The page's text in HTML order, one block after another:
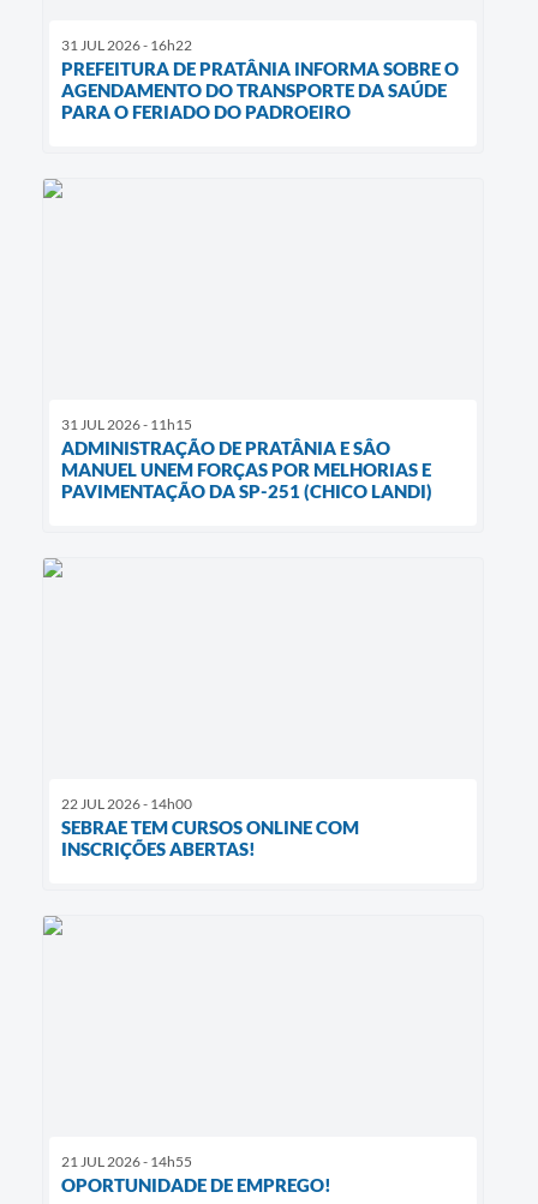
31 JUL 2026 - 16h22
PREFEITURA DE PRATÂNIA INFORMA SOBRE O
AGENDAMENTO DO TRANSPORTE DA SAÚDE
PARA O FERIADO DO PADROEIRO
31 JUL 2026 - 11h15
ADMINISTRAÇÃO DE PRATÂNIA E SÂO
MANUEL UNEM FORÇAS POR MELHORIAS E
PAVIMENTAÇÃO DA SP-251 (CHICO LANDI)
22 JUL 2026 - 14h00
SEBRAE TEM CURSOS ONLINE COM
INSCRIÇÕES ABERTAS!
21 JUL 2026 - 14h55
OPORTUNIDADE DE EMPREGO!